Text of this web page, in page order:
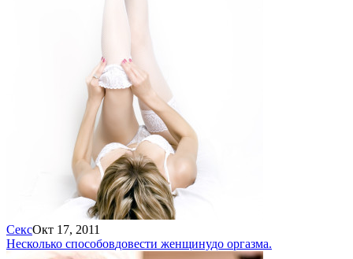
СексОкт 17, 2011
Несколько способовдовести женщинудо оргазма.